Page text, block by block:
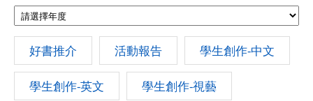
好書推介 活動報告 學生創作-中文
學生創作-英文 學生創作-視藝